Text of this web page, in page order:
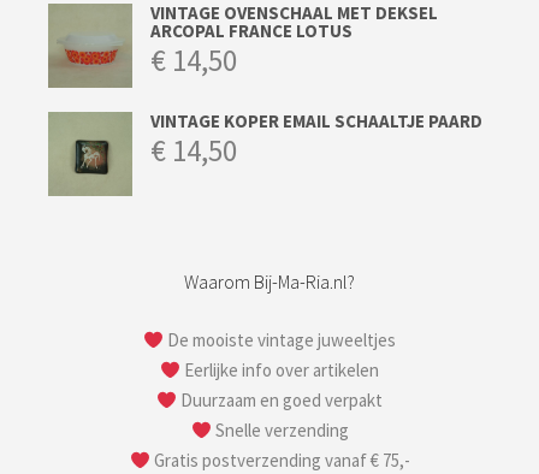
VINTAGE OVENSCHAAL MET DEKSEL
ARCOPAL FRANCE LOTUS
€ 14,50
VINTAGE KOPER EMAIL SCHAALTJE PAARD
€ 14,50
Waarom Bij-Ma-Ria.nl?
De mooiste vintage juweeltjes
Eerlijke info over artikelen
Duurzaam en goed verpakt
Snelle verzending
Gratis postverzending vanaf € 75,-